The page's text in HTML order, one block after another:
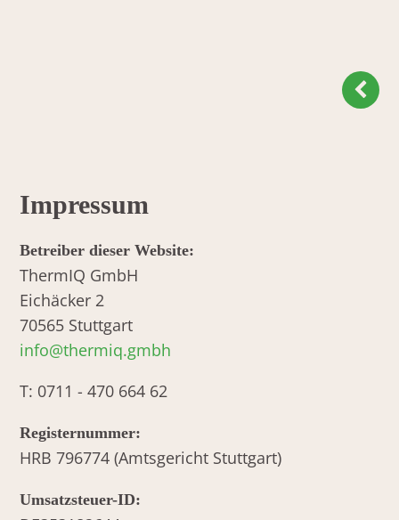
Impressum
Betreiber dieser Website:
ThermIQ GmbH
Eichäcker 2
70565 Stuttgart
info@thermiq.gmbh
T: 0711 - 470 664 62
Registernummer:
HRB 796774 (Amtsgericht Stuttgart)
Umsatzsteuer-ID: